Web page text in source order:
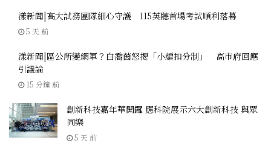
漾新聞|高大試務團隊細心守護 115英聽首場考試順利落幕
5 天 前
漾新聞|區公所變網軍？白喬茵怒揭「小編扣分制」 高市府回應
引議論
15 分鐘 前
創新科技嘉年華開鑼 應科院展示六大創新科技 與眾
同樂
5 天 前